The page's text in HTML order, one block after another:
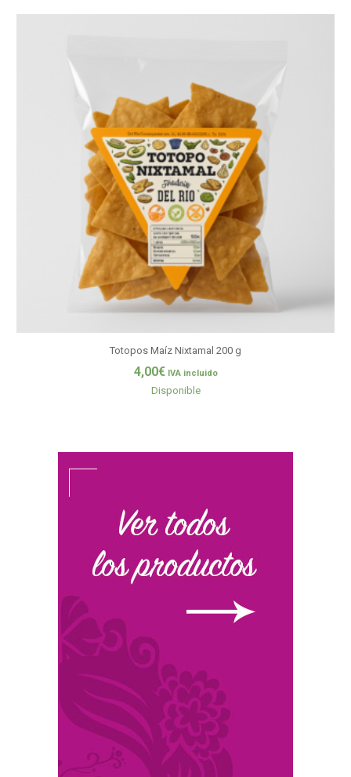
Totopos Maíz Nixtamal 200 g
4,00€ IVA incluido
Disponible